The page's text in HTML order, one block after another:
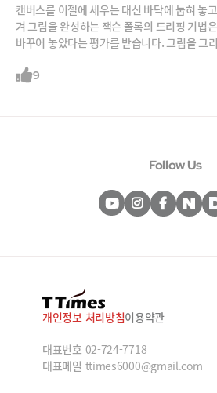
캔버스를 이젤에 세우는 대신 바닥에 눕혀 놓
겨 그림을 완성하는 잭슨 폴록의 드리핑 기법
바꾸어 놓았다는 평가를 받습니다. 그림을 그
은 정말 우연의 결과일까요, 아니면 치밀한 계
9
Follow Us
개인정보 처리방침이용약관
대표번호 02-724-7718
대표메일 ttimes6000@gmail.com